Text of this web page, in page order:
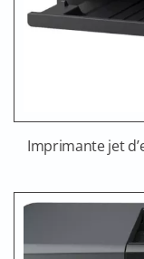
Imprimante jet